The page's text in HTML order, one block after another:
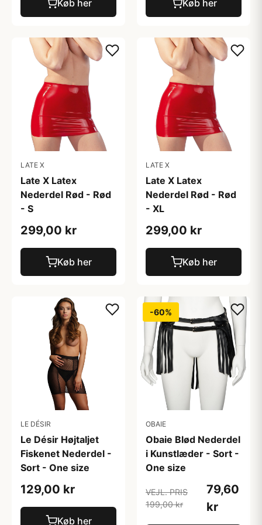
Køb her Køb her
LATE X
Late X Latex
Nederdel Rød - Rød
- S
299,00 kr
Køb her
LATE X
Late X Latex
Nederdel Rød - Rød
- XL
299,00 kr
Køb her
LE DÉSIR
Le Désir Højtaljet
Fiskenet Nederdel -
Sort - One size
129,00 kr
Køb her
-60%
OBAIE
Obaie Blød Nederdel
i Kunstlæder - Sort -
One size
VEJL. PRIS
199,00 kr
79,60
kr